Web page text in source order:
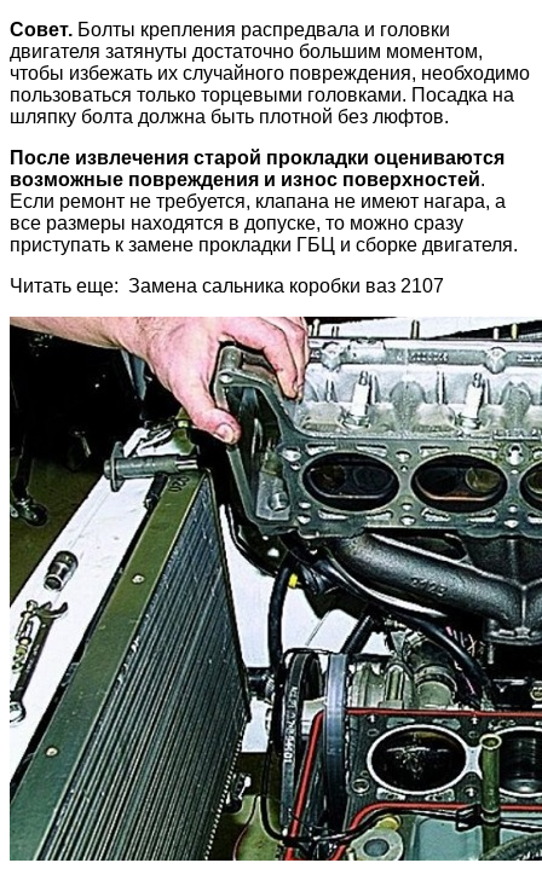
Совет. Болты крепления распредвала и головки
двигателя затянуты достаточно большим моментом,
чтобы избежать их случайного повреждения, необходимо
пользоваться только торцевыми головками. Посадка на
шляпку болта должна быть плотной без люфтов.
После извлечения старой прокладки оцениваются
возможные повреждения и износ поверхностей.
Если ремонт не требуется, клапана не имеют нагара, а
все размеры находятся в допуске, то можно сразу
приступать к замене прокладки ГБЦ и сборке двигателя.
Читать еще: Замена сальника коробки ваз 2107